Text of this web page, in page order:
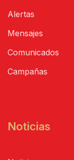
Alertas
Mensajes
Comunicados
Campañas
Noticias